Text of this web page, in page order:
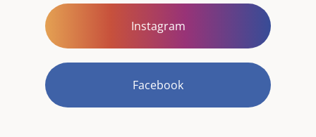
Instagram
Facebook